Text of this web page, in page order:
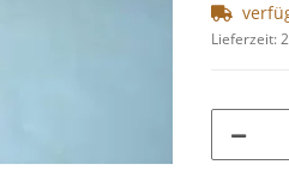
Lieferzeit: